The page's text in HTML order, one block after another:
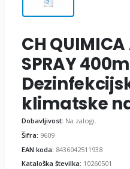
CH QUIMICA
SPRAY
klimatske
Dobavljivost: Na zalogi.
Šifra: 9609
EAN koda: 8436042511938
Kataloška številka: 10260501